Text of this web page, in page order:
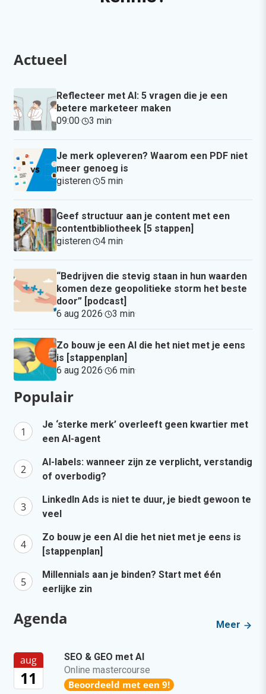
Actueel
Reflecteer met AI: 5 vragen die je een
betere marketeer maken
09:00· 3 min·
Je merk opleveren? Waarom een PDF niet
meer genoeg is
gisteren· 5 min·
Geef structuur aan je content met een
contentbibliotheek [5 stappen]
gisteren· 4 min·
“Bedrijven die stevig staan in hun waarden
komen deze geopolitieke storm het beste
door” [podcast]
6 aug 2026· 3 min·
Zo bouw je een AI die het niet met je eens
is [stappenplan]
6 aug 2026· 6 min·
Populair
Je ‘sterke merk’ overleeft geen kwartier met
een AI-agent
AI-labels: wanneer zijn ze verplicht, verstandig
of overbodig?
LinkedIn Ads is niet te duur, je biedt gewoon te
veel
Zo bouw je een AI die het niet met je eens is
[stappenplan]
Millennials aan je binden? Start met één
eerlijke zin
Agenda Meer
aug
11
SEO & GEO met AI
Online mastercourse
Beoordeeld met een 9!